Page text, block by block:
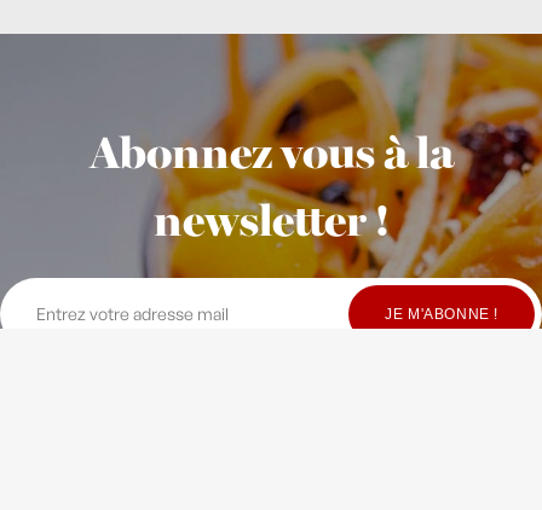
Abonnez vous à la
newsletter !